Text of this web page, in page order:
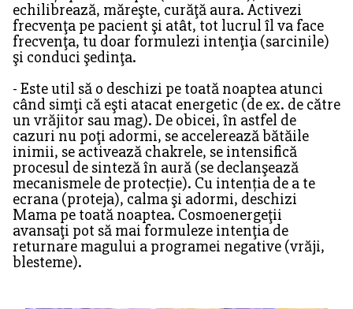
echilibrează, măreşte, curăţă aura. Activezi
frecvenţa pe pacient şi atât, tot lucrul îl va face
frecvenţa, tu doar formulezi intenţia (sarcinile)
şi conduci şedinţa.
- Este util să o deschizi pe toată noaptea atunci
când simţi că eşti atacat energetic (de ex. de către
un vrăjitor sau mag). De obicei, în astfel de
cazuri nu poţi adormi, se accelerează bătăile
inimii, se activează chakrele, se intensifică
procesul de sinteză în aură (se declanşează
mecanismele de protecție). Cu intenția de a te
ecrana (proteja), calma şi adormi, deschizi
Mama pe toată noaptea. Cosmoenergeţii
avansaţi pot să mai formuleze intenţia de
returnare magului a programei negative (vrăji,
blesteme).